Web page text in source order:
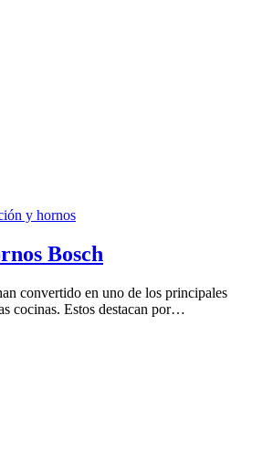
y hornos
Bosch
convertido en uno de los principales
cocinas. Estos destacan por…